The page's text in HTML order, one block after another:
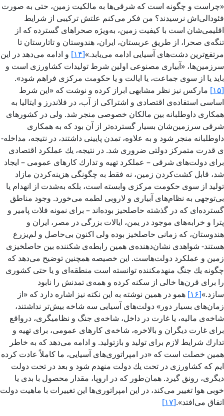
«چراست و چگونه است كه شرقی­‌ها به مالكیت زمین، حتی به صورت
فئودالی‌­اش نرسیدند؟ من فكر می­‌كنم علتش تركیبی از شرایط
اقلیمی‌­شان است با كیفیت زمین، به‌ویژه صحراهای گسترده كه از
تنگه‌­ی صحرا، از طریق عربستان، ایران، هندوستان و تاتارستان تا
مرتفع‌­ترین دشت­‌های آسیایی ادامه می‌­یابد.»[۱۴]
و ادامه می‌­دهد در این
سرزمین‌­ها، «آبیاری مصنوعی اولین شرط تولیدات كشاورزی است و
باید یا از سوی جماعت، یا ایالت و یا حكومت مركزی فراهم شود».
[۱۵]
ماركس نیز نظر مشابهی ابراز كرده و نوشت كه «این شرط
اساسی استفاده‌ی اقتصادی و اشتراكی از آب، در فلاندرز و ایتالیا به
همكاری داوطلبانه بین مالكان خصوصی منجر شد. ولی در كشورهای
شرقی سرزمین‌­شان بسیار گسترده‌­تر از آن بود كه به همكاری
منجر شود و به علاوه، تمدن پایینی داشتند، در نتیجه، مداخله‌­
ی قدرت متمركز دولتی ضروری شد. در نتیجه، یك عملكرد اقتصادی
برای دولت‌­های شرقی – عملكرد تهیه و تدارك كارهای عمومی – ایجاد
شد، قابل كشت‌­كردن زمین،‌ نه فقط به چگونگی هزینه­‌كردن مازاد
تولید از سوی حكومت مركزی وابسته است، بلكه به‌شدت از انهدام یا
بی‌­توجهی به نظام‌­های آبیاری و لاروبی لطمه می­‌خورد. وجود مناطق
گسترده‌­ای كه در گذشته حاصلحیز بوده‌­اند – برای نمونه فلات پامیر و
پترا و خرابه‌­های موجود در یمن، ایالات بزرگی در مصر، ایران و
هندوستان، كه زمانی حاصل­خیز بوده ولی اكنون بی‌­حاصل و لم­‌یزرع
هستند- شواهدی نشان‌دهنده­‌ی همین رابطه­‌ی شكننده بین حاصل­خیزی
زمین و عملكرد دولت‌­هاست. این خصیصه هم­چنین توضیح می‌­دهد كه
چگونه یك جنگ منهدم­كننده توانسته است منطقه‌­ای و یا حتی كشوری
را برای قرن‌­ها خالی از سكنه كرده و همه‌­ی تمدنش را نابود
سازد.»[۱۶]
همو در همین نوشته به این نكته نیز اشاره دارد كه «از
زمان­‌های بسیار دور» دولت‌­های آسیایی سه شاخه بیش‌تر نداشتند،
شاخه‌ی مالیه، یا غارت در داخل، شاخه‌ی جنگ و نظامی­گری، درواقع
برای غارت دیگران و بالاخره، شاخه‌ی كارهای عمومی، برای تهیه و
تدارك شرایط لازم برای تولید و بازتولید. و ادامه می‌­دهد كه به خاطر
همین خصلت است كه «در امپراتوری‌­های آسیایی، ما كاملاً عادت كرده­‌
ایم كه كشاورزی در تحت یك دولت منهدم شود و بعد در تحت دولت
دیگری، رونق گیرد. همان‌طور كه در اروپا، مقدار محصول با بدی یا
خوبی هوا تغییر می‌­كند، در این امپراتوری‌­ها این تغییرات با ماهیت دولت
اتفاق می‌افتد».[۱۷]